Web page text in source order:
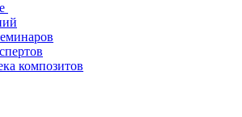
композитов